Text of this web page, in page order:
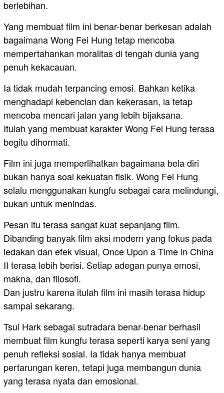
berlebihan.
Yang membuat film ini benar-benar berkesan adalah
bagaimana Wong Fei Hung tetap mencoba
mempertahankan moralitas di tengah dunia yang
penuh kekacauan.
Ia tidak mudah terpancing emosi. Bahkan ketika
menghadapi kebencian dan kekerasan, ia tetap
mencoba mencari jalan yang lebih bijaksana.
Itulah yang membuat karakter Wong Fei Hung terasa
begitu dihormati.
Film ini juga memperlihatkan bagaimana bela diri
bukan hanya soal kekuatan fisik. Wong Fei Hung
selalu menggunakan kungfu sebagai cara melindungi,
bukan untuk menindas.
Pesan itu terasa sangat kuat sepanjang film.
Dibanding banyak film aksi modern yang fokus pada
ledakan dan efek visual, Once Upon a Time in China
II terasa lebih berisi. Setiap adegan punya emosi,
makna, dan filosofi.
Dan justru karena itulah film ini masih terasa hidup
sampai sekarang.
Tsui Hark sebagai sutradara benar-benar berhasil
membuat film kungfu terasa seperti karya seni yang
penuh refleksi sosial. Ia tidak hanya membuat
pertarungan keren, tetapi juga membangun dunia
yang terasa nyata dan emosional.